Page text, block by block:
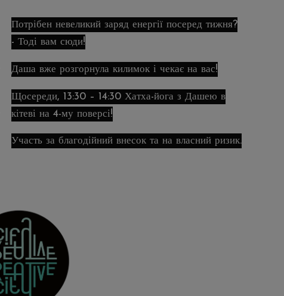
Потрібен невеликий заряд енергії посеред тижня?
- Тоді вам сюди!
Даша вже розгорнула килимок і чекає на вас!
Щосереди, 13:30 – 14:30 Хатха-йога з Дашею в
кітеві на 4-му поверсі!
Участь за благодійний внесок та на власний ризик.